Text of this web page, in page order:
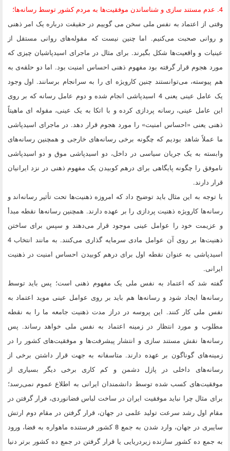
4. عدم مستند سازی و شناساندن موفقیت‌ها به مردم کشور توسط رسانه‌ها؛
وقتی از اعتماد به نفس ملی سخن می گوییم در حقیقت درباره یک امر ذهنی
و روانی صحبت می‌کنیم. اما چنین نیست که مقوله‌های روانی مستقل از
عینیات و واقعیت‌ها شکل بگیرند. برای مثال در ماجرای اسیدپاشیان چیزی که
مورد هجوم قرار گرفته بود مفهوم ذهنی احساس امنیت بود. اما دو حلقه‌ی به
هم پیوسته، می‌توانستند چنین کارویژه ای را به سرانجام برسانند. اول وجود
یک عامل عینی یعنی 4 اسیدپاشی انجام شده و دوم عامل رسانه که بر روی
این عامل عینی، رسانه پردازی کرده و با اتکا به یک عینی، مقوله ای ماهیتاً
ذهنی یعنی «احساس امنیت» را مورد هجوم قرار دهد. در ماجرای اسیدپاشی
ما عملاً شاهد بودیم که چگونه برخی رسانه‌های خارجی و همچنین رسانه‌های
وابسته به یک جریان سیاسی در داخل، دو اسیدپاشی موق و دو اسیدپاشی
ناموفق را چگونه پایگاهی برای درهم کوبیدن یک مفهوم ذهنی در نزد ایرانیان
قرار دارند.
با توجه به این مثال باید توضیح داد که امروزه ذهنیت‌ها تحت تأثیر رسانه‌اند و
رسانه‌ها کارویژه ذهنیت پردازی را بر عهده دارند. همچنین رسانه‌ها نقطه مبدأ
و عزیمت خود را عوامل عینی موجود قرار می‌دهند و سپس برای ساختن
ذهنیت‌ها بر روی آن عوامل مادی سرمایه گذاری می‌کنند. به مانند انتخاب 4
اسیدپاشی به عنوان نقطه اول برای درهم کوبیدن احساس امنیت در ذهنیت
ایرانی.
گفته شد که اعتماد به نفس ملی یک مفهوم ذهنی است؛ پس باید توسط
رسانه‌ها ایجاد شود و رسانه‌ها هم باید بر روی عوامل عینی موید اعتماد به
نفس ملی کار کنند. این پروسه در دراز مدت ذهنیت جامعه ما را به نقطه
مطلوب و مورد انتظار در زمینه اعتماد به نفس ملی خواهد رساند. پس
رسانه‌ها نقش مستند سازی و انتشار پیشرفت‌ها و موفقیت‌های کشور را در
زمینه‌های گوناگون بر عهده دارند. متاسفانه به جهت قرار داشتن برخی از
رسانه‌های داخلی در پازل دشمن و کم کاری برخی دیگر بسیاری از
موفقیت‌های کسب شده توسط دانشمندان ایرانی به اطلاع عموم نمی‌رسد؛
برای مثال چرا نباید موفقیت ایران در ساخت لباس فضانوردی، قرار گرفتن در
مقام اول رشد سرعت تولید علمی در جهان، قرار گرفتن در مقام دوم ارتش
سایبری در جهان، وارد شدن به جمع 8 کشور فرستنده ماهواره به فضا، ورود
به جمع ده کشور سازنده زیردریایی یا قرار گرفتن در جمع ده کشور برتر دنیا